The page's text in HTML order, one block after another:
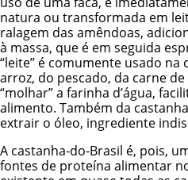
natura ou transformada em
ralagem das amêndoas,
à massa, que é em seguida
“leite” é comumente usado
arroz, do pescado, da carne
“molhar” a farinha d’água,
alimento. Também da
extrair o óleo, ingrediente
A castanha-do-Brasil é, pois,
fontes de proteína alimentar